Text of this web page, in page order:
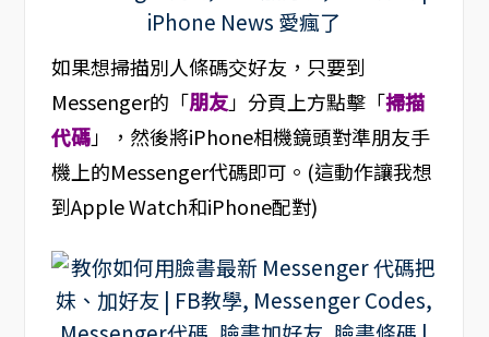
如果想掃描別人條碼交好友，只要到
Messenger的「朋友」分頁上方點擊「掃描
代碼」，然後將iPhone相機鏡頭對準朋友手
機上的Messenger代碼即可。(這動作讓我想
到Apple Watch和iPhone配對)